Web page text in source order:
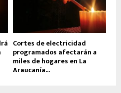
Cortes de electricidad
programados afectarán a
miles de hogares en La
Araucanía...